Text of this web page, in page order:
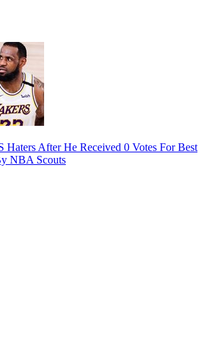
Haters After He Received 0 Votes For Best
NBA Scouts